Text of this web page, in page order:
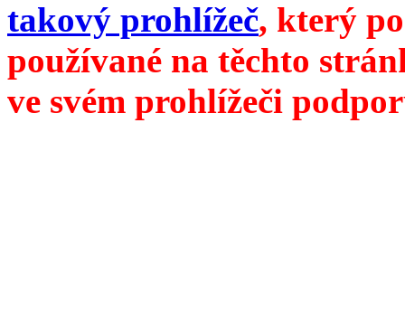
takový prohlížeč, který
používané na těchto
ve svém prohlížeči